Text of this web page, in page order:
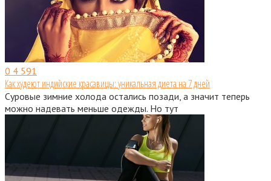
0 4 591
Как худеют индийские красавицы: уникальная диета на 7 дней
Суровые зимние холода остались позади, а значит теперь
можно надевать меньше одежды. Но тут